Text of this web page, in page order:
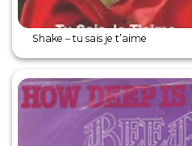
Shake – tu sais je t’aime